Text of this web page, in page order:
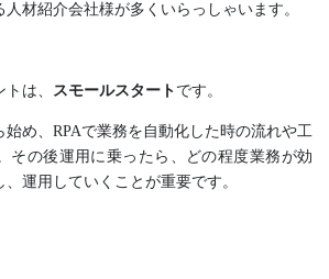
材紹介会社様が多くいらっしゃいます。
は、 スモールスタート です。
始め、RPAで業務を自動化した時の流れや工
その後運用に乗ったら、どの程度業務が効
運用していくことが重要です。